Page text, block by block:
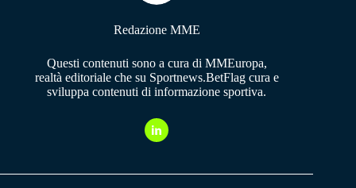
Redazione MME
Questi contenuti sono a cura di MMEuropa,
realtà editoriale che su Sportnews.BetFlag cura e
sviluppa contenuti di informazione sportiva.